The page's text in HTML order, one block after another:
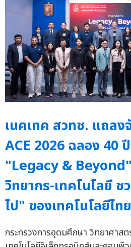
เนคเทค สวทช. แถลง
ACE 2026 ฉลอง 40
"Legacy &
วิทยากร-เทคโนโลยี
ไป" ของเทคโนโลยีไ
กระทรวงการอุดมศึกษา วิทยาศาส